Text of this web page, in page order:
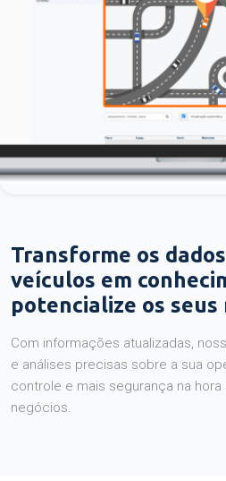
Transforme os
veículos em
potencialize os
Com informações atualizadas,
e análises precisas sobre a sua
controle e mais segurança na
negócios.